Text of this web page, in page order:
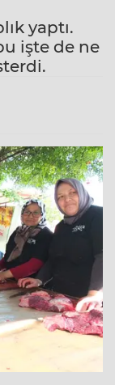
yaptı.
işte de ne